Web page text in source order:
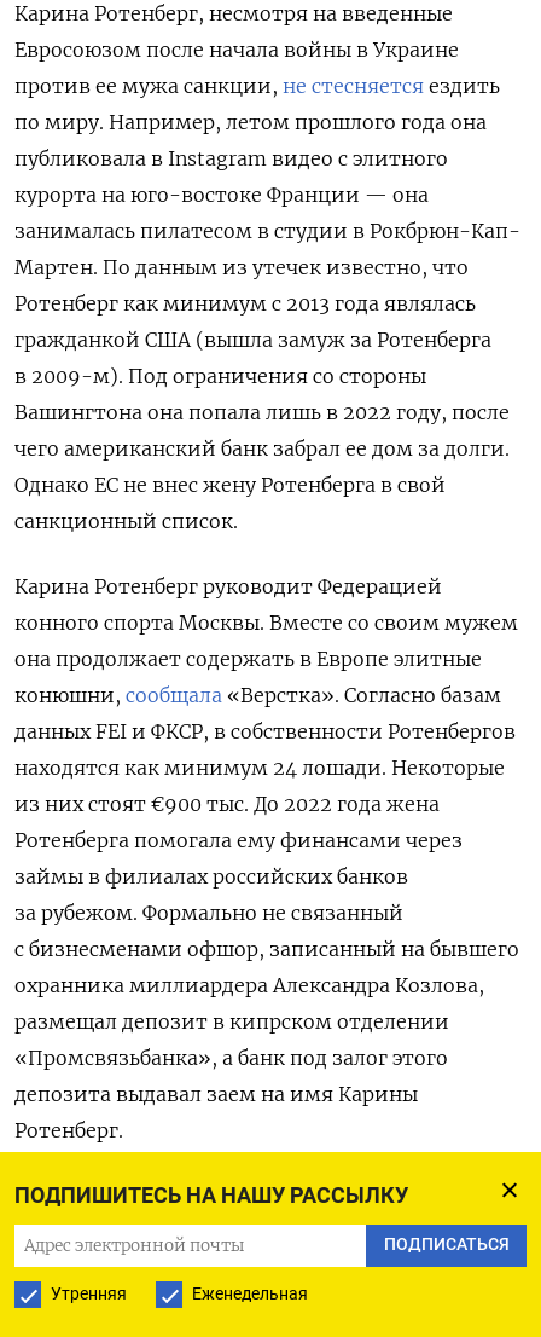
ПОДПИШИТЕСЬ НА НАШУ РАССЫЛКУ
ПОДПИСАТЬСЯ
Утренняя Еженедельная
Карина Ротенберг, несмотря на введенные
Евросоюзом после начала войны в Украине
против ее мужа санкции, не стесняется ездить
по миру. Например, летом прошлого года она
публиковала в Instagram видео с элитного
курорта на юго-востоке Франции — она
занималась пилатесом в студии в Рокбрюн-Кап-
Мартен. По данным из утечек известно, что
Ротенберг как минимум с 2013 года являлась
гражданкой США (вышла замуж за Ротенберга
в 2009-м). Под ограничения со стороны
Вашингтона она попала лишь в 2022 году, после
чего американский банк забрал ее дом за долги.
Однако ЕС не внес жену Ротенберга в свой
санкционный список.
Карина Ротенберг руководит Федерацией
конного спорта Москвы. Вместе со своим мужем
она продолжает содержать в Европе элитные
конюшни, сообщала «Верстка». Согласно базам
данных FEI и ФКСР, в собственности Ротенбергов
находятся как минимум 24 лошади. Некоторые
из них стоят €900 тыс. До 2022 года жена
Ротенберга помогала ему финансами через
займы в филиалах российских банков
за рубежом. Формально не связанный
с бизнесменами офшор, записанный на бывшего
охранника миллиардера Александра Козлова,
размещал депозит в кипрском отделении
«Промсвязьбанка», а банк под залог этого
депозита выдавал заем на имя Карины
Ротенберг.
Согласно документам из утечки, жена олигарха
владеет половиной всей западной
недвижимости своего супруга. Например, на нее
оформлена доля в поместье площадью 30